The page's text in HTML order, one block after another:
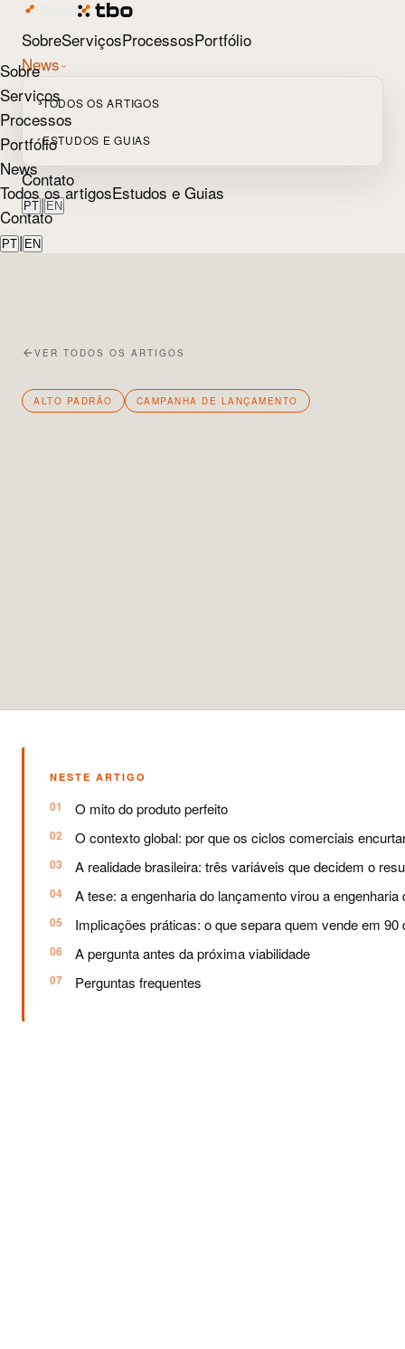
SobreServiçosProcessosPortfólio
News
TODOS OS ARTIGOS
ESTUDOS E GUIAS
Contato
PT | EN
Sobre
Serviços
Processos
Portfólio
News
Todos os artigosEstudos e Guias
Contato
PT | EN
VER TODOS OS ARTIGOS
ALTO PADRÃO CAMPANHA DE LANÇAMENTO
NESTE ARTIGO
O mito do produto perfeito
O contexto global: por que os ciclos comerciais
A realidade brasileira: três variáveis que decidem o
A tese: a engenharia do lançamento virou a engenharia
Implicações práticas: o que separa quem vende em 90
A pergunta antes da próxima viabilidade
Perguntas frequentes